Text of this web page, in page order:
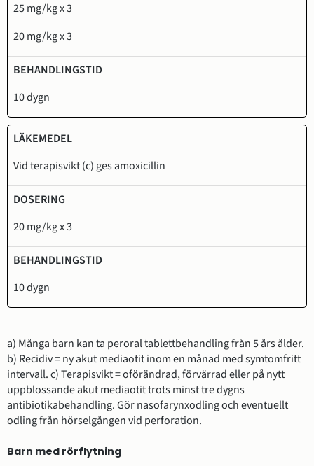
25 mg/kg x 3
20 mg/kg x 3
10 dygn
Vid terapisvikt (c) ges amoxicillin
20 mg/kg x 3
10 dygn
a) Många barn kan ta peroral tablettbehandling från 5 års ålder.
b) Recidiv = ny akut mediaotit inom en månad med symtomfritt
intervall. c) Terapisvikt = oförändrad, förvärrad eller på nytt
uppblossande akut mediaotit trots minst tre dygns
antibiotikabehandling. Gör nasofarynxodling och eventuellt
odling från hörselgången vid perforation.
Barn med rörflytning